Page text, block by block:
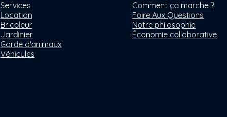
Services
Location
Bricoleur
Jardinier
Garde d'animaux
Véhicules
Comment ça marche ?
Foire Aux Questions
Notre philosophie
Économie collaborative